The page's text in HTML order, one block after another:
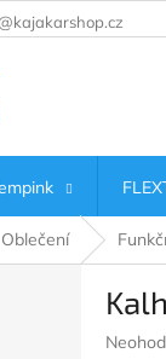
Oblečení